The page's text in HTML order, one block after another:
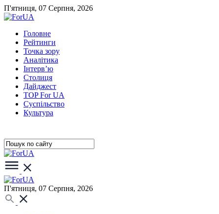
П'ятниця, 07 Серпня, 2026
Головне
Рейтинги
Точка зору
Аналітика
Інтерв’ю
Столиця
Дайджест
TOP For UA
Суспiльство
Культура
П'ятниця, 07 Серпня, 2026